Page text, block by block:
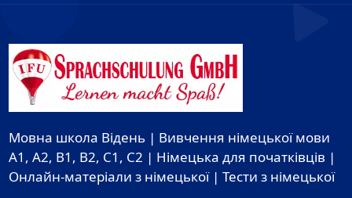
Мовна школа Відень | Вивчення німецької мови
A1, A2, B1, B2, C1, C2 | Німецька для початківців |
Онлайн-матеріали з німецької | Тести з німецької